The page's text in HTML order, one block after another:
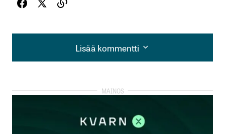
Lisää kommentti
Lisää kommentti
kirjautua
rekisteröityä